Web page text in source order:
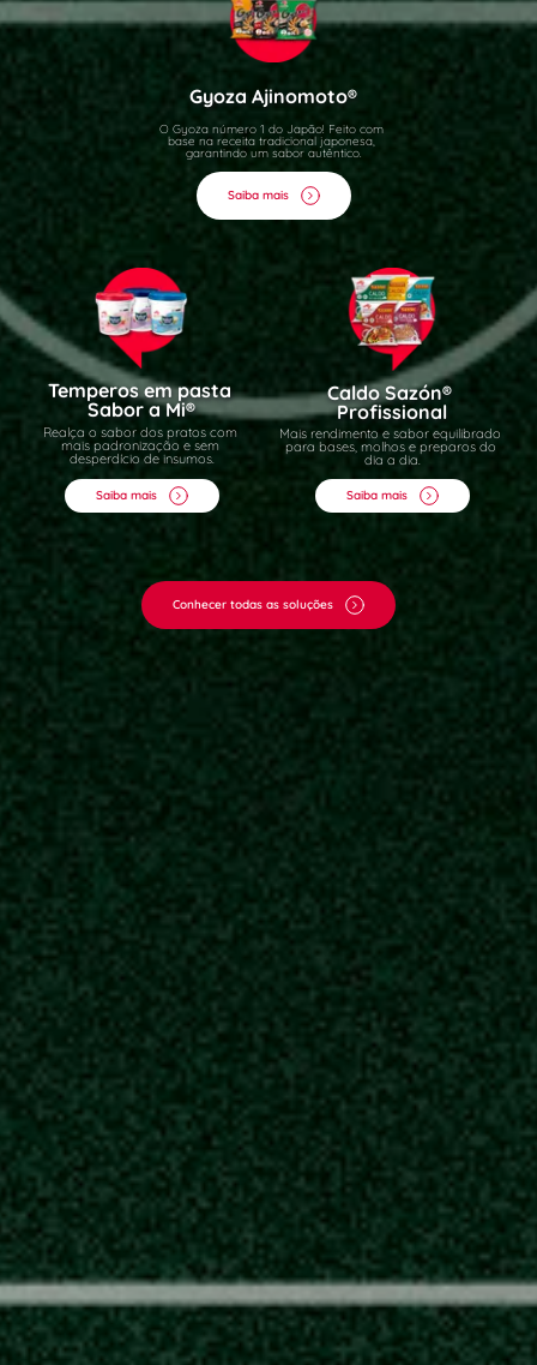
Gyoza Ajinomoto®
O Gyoza número 1 do Japão! Feito com
base na receita tradicional japonesa,
garantindo um sabor autêntico.
Saiba mais
Temperos em pasta
Sabor a Mi®
Realça o sabor dos pratos com
mais padronização e sem
desperdício de insumos.
Saiba mais
Caldo Sazón®
Profissional
Mais rendimento e sabor equilibrado
para bases, molhos e preparos do
dia a dia.
Saiba mais
Conhecer todas as soluções